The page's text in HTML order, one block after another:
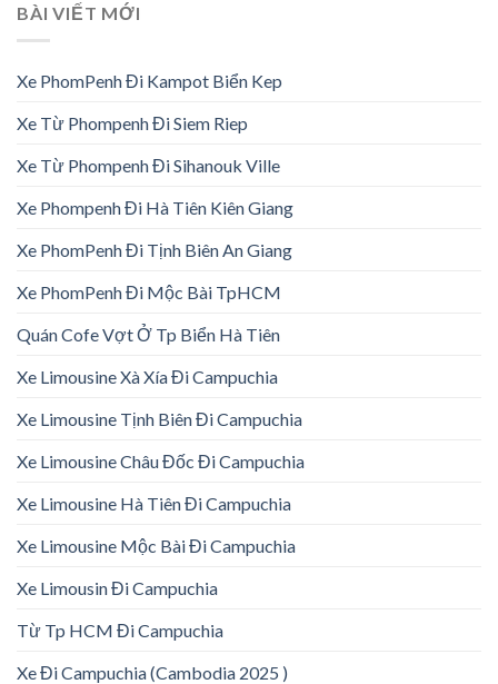
BÀI VIẾT MỚI
Xe PhomPenh Đi Kampot Biển Kep
Xe Từ Phompenh Đi Siem Riep
Xe Từ Phompenh Đi Sihanouk Ville
Xe Phompenh Đi Hà Tiên Kiên Giang
Xe PhomPenh Đi Tịnh Biên An Giang
Xe PhomPenh Đi Mộc Bài TpHCM
Quán Cofe Vợt Ở Tp Biển Hà Tiên
Xe Limousine Xà Xía Đi Campuchia
Xe Limousine Tịnh Biên Đi Campuchia
Xe Limousine Châu Đốc Đi Campuchia
Xe Limousine Hà Tiên Đi Campuchia
Xe Limousine Mộc Bài Đi Campuchia
Xe Limousin Đi Campuchia
Từ Tp HCM Đi Campuchia
Xe Đi Campuchia (Cambodia 2025 )